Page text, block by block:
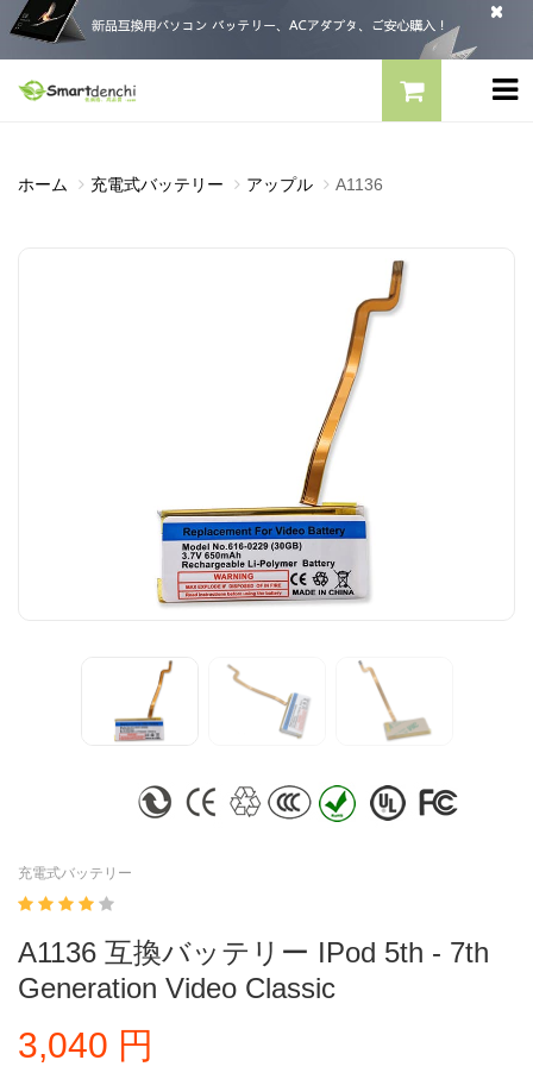
ホーム 充電式バッテリー アップル A1136
充電式バッテリー
A1136 互換バッテリー IPod 5th - 7th
Generation Video Classic
3,040 円